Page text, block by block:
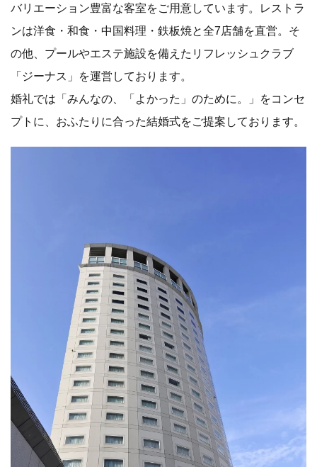
バリエーション豊富な客室をご用意しています。レストラ
ンは洋食・和食・中国料理・鉄板焼と全7店舗を直営。そ
の他、プールやエステ施設を備えたリフレッシュクラブ
「ジーナス」を運営しております。
婚礼では「みんなの、「よかった」のために。」をコンセ
プトに、おふたりに合った結婚式をご提案しております。